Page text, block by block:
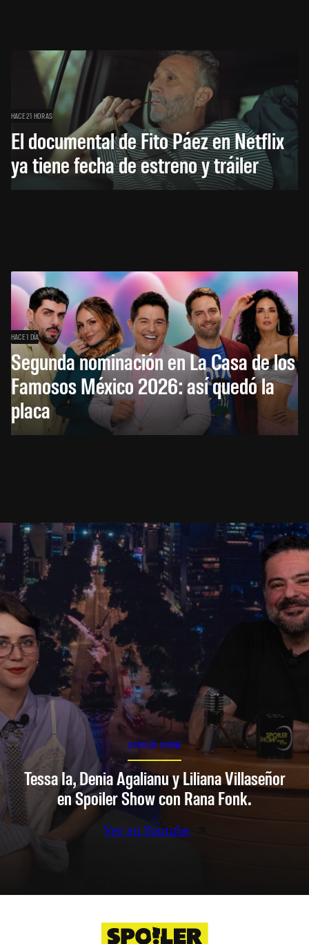
HACE 21 HORAS
El documental de Fito Páez en Netflix
ya tiene fecha de estreno y tráiler
HACE 1 DÍA
Segunda nominación en La Casa de los
Famosos México 2026: así quedó la
placa
SPOILER SHOW
Tessa Ia, Denia Agalianu y Liliana Villaseñor
en Spoiler Show con Rana Fonk.
Ver en Youtube